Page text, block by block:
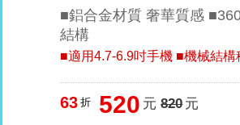
■鋁合金材質 奢華質感
結構
■適用4.7-6.9吋手機 ■機械結
63 折 520 元 820元